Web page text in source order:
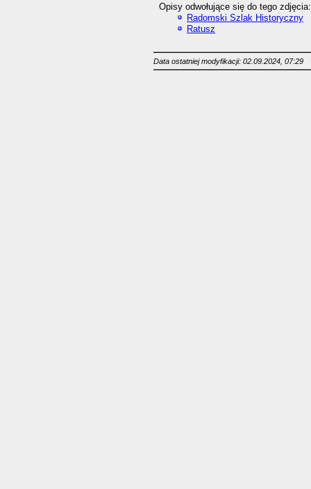
Opisy odwołujące się do tego zdjęcia:
Radomski Szlak Historyczny
Ratusz
Data ostatniej modyfikacji: 02.09.2024, 07:29